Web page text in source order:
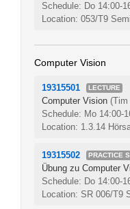
Schedule: Do 14:00-
Location: 053/T9
Computer Vision
19315501 LECTURE
Computer Vision (Tim
Schedule: Mo 14:00-
Location: 1.3.14
19315502 PRACTICE
Übung zu Computer
Schedule: Do 14:00-
Location: SR 006/T9